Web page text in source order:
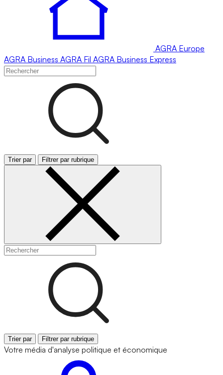
AGRA Europe
AGRA Business AGRA Fil AGRA Business Express
Trier par Filtrer par rubrique
Trier par Filtrer par rubrique
Votre média d'analyse politique et économique